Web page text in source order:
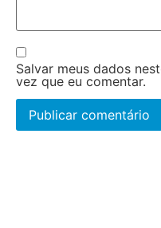
Salvar meus dados
vez que eu comentar.